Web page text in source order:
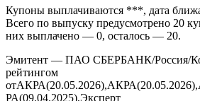
Ставка купона облигации Сбербанк
уровне ***% годовых и фиксируется
периодов.
Купоны выплачиваются ***, дата
Всего по выпуску предусмотрено 20
них выплачено — 0, осталось — 20.